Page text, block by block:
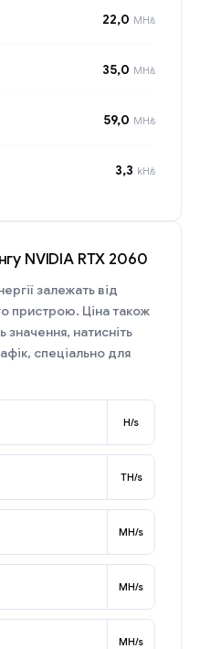
22,0 MH/s
35,0 MH/s
59,0 MH/s
3,3 kH/s
NVIDIA RTX 2060
залежать від
пристрою. Ціна також
значення, натисніть
спеціально для
H/s
TH/s
MH/s
MH/s
MH/s